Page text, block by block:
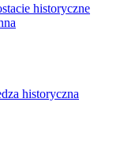
historyczne
historyczna